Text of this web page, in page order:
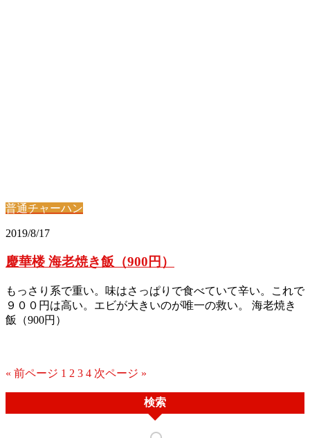
普通チャーハン
2019/8/17
慶華楼 海老焼き飯（900円）
もっさり系で重い。味はさっぱりで食べていて辛い。これで
９００円は高い。エビが大きいのが唯一の救い。 海老焼き
飯（900円）
« 前ページ 1 2 3 4 次ページ »
検索